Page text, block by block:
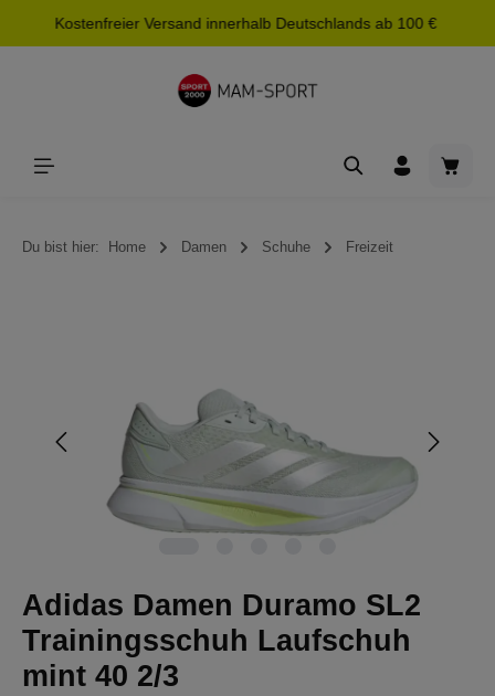
springen
Kostenfreier Versand innerhalb Deutschlands ab 100 €
Du bist hier: Home Damen Schuhe Freizeit
Adidas Damen Duramo SL2
Trainingsschuh Laufschuh
mint 40 2/3